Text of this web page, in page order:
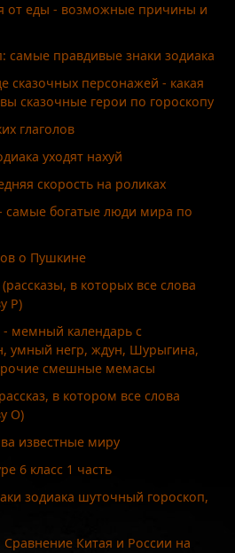
от еды - возможные причины и
самые правдивые знаки зодиака
сказочных персонажей - какая
сказочные герои по гороскопу
глаголов
уходят нахуй
скорость на роликах
самые богатые люди мира по
о Пушкине
в которых все слова
Р)
мемный календарь с
умный негр, ждун, Шурыгина,
смешные мемасы
в котором все слова
О)
известные миру
6 класс 1 часть
зодиака шуточный гороскоп,
Сравнение Китая и России на